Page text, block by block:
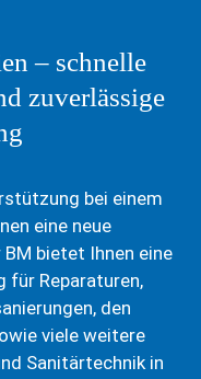
– schnelle
zuverlässige
bei einem
eine neue
bietet Ihnen eine
für Reparaturen,
den
viele weitere
Sanitärtechnik in